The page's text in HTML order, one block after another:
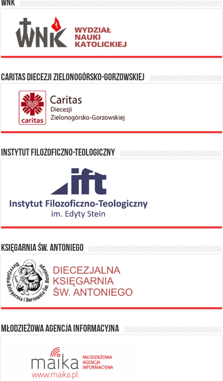
WNK
Caritas Diecezji Zielonogórsko-Gorzowskiej
Instytut Filozoficzno-Teologiczny
Księgarnia Św. Antoniego
Młodzieżowa Agencja Informacyjna